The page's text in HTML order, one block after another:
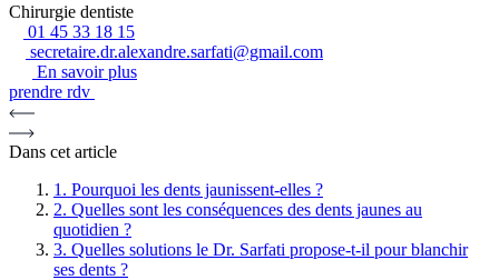
Chirurgie dentiste
01 45 33 18 15
secretaire.dr.alexandre.sarfati@gmail.com
En savoir plus
prendre rdv
Dans cet article
1. Pourquoi les dents jaunissent-elles ?
2. Quelles sont les conséquences des dents jaunes au
quotidien ?
3. Quelles solutions le Dr. Sarfati propose-t-il pour blanchir
ses dents ?